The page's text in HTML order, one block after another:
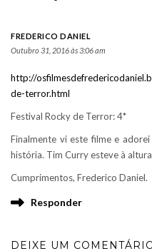
FREDERICO DANIEL
Outubro 31, 2016 às 3:06 am
http://
de-terror.html
Festival Rocky de Terror: 4*
Finalmente vi este filme e
história. Tim Curry esteve à
Cumprimentos, Frederico Daniel.
Responder
DEIXE UM